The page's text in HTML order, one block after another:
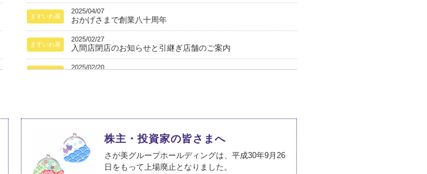
ますいわ屋
2025/04/07
おかげさまで創業八十周年
ますいわ屋
2025/02/27
入間店閉店のお知らせと引継ぎ店舗のご案内
2025/02/20
秋の衣替え お手入れキャンペーン開催
ますいわ屋
2024/09/28
ながの東急店 フロア移転に伴うリニューアルオープン
株主・投資家の皆さまへ
さが美グループホールディングは、平成30年9月26
日をもって上場廃止となりました。